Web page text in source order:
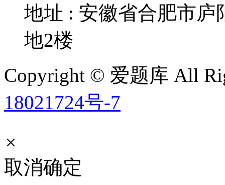
地址 : 安徽省合肥市
地2楼
Copyright © 爱题库 All
18021724号-7
×
取消确定